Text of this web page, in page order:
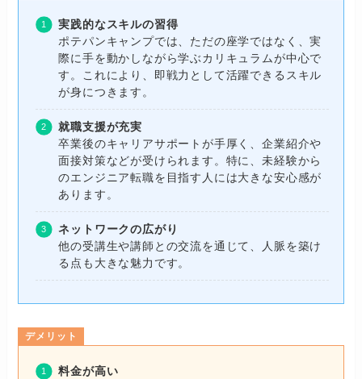
実践的なスキルの習得
ポテパンキャンプでは、ただの座学ではなく、実
際に手を動かしながら学ぶカリキュラムが中心で
す。これにより、即戦力として活躍できるスキル
が身につきます。
就職支援が充実
卒業後のキャリアサポートが手厚く、企業紹介や
面接対策などが受けられます。特に、未経験から
のエンジニア転職を目指す人には大きな安心感が
あります。
ネットワークの広がり
他の受講生や講師との交流を通じて、人脈を築け
る点も大きな魅力です。
デメリット
料金が高い